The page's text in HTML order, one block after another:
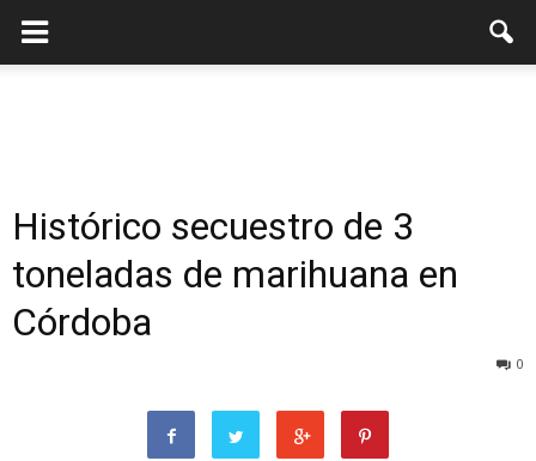
Histórico secuestro de 3
toneladas de marihuana en
Córdoba
0